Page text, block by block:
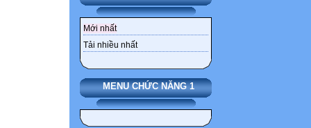
Mới nhất
Tải nhiều nhất
MENU CHỨC NĂNG 1